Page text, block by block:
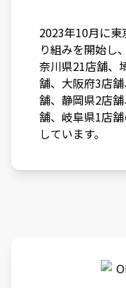
2023年10月に
り組みを開始し
奈川県21店舗、
舗、大阪府3店
舗、静岡県2店
舗、岐阜県1店
しています。